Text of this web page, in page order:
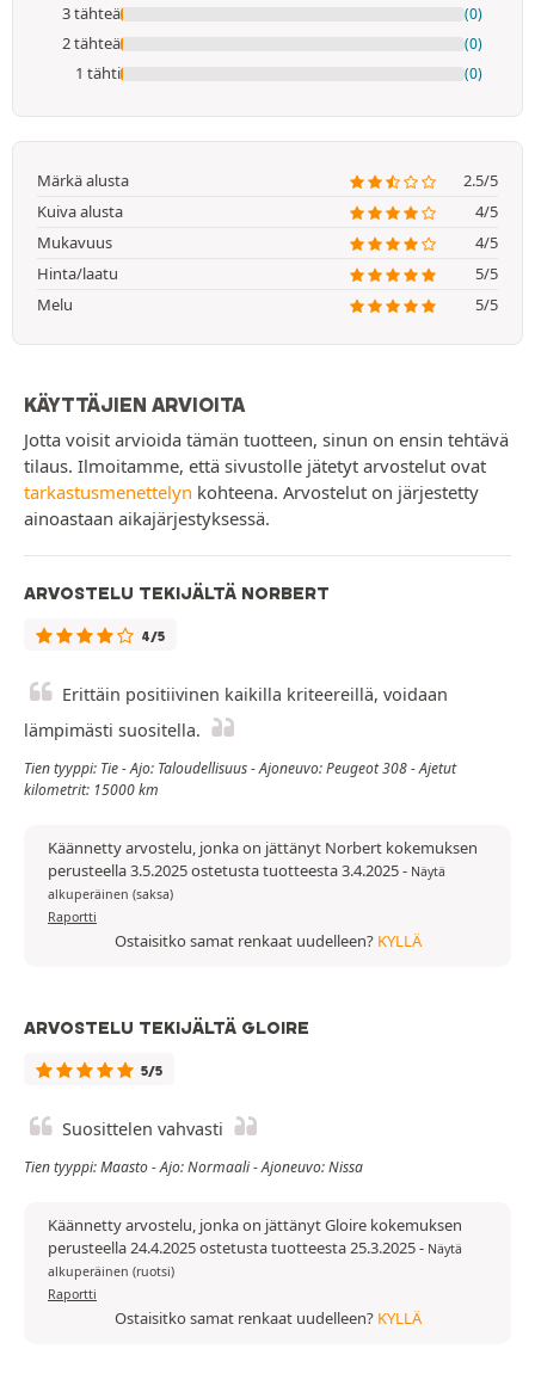
3 tähteä (0)
2 tähteä (0)
1 tähti (0)
Märkä alusta
2.5/5
Kuiva alusta
4/5
Mukavuus
4/5
Hinta/laatu
5/5
Melu
5/5
KÄYTTÄJIEN ARVIOITA
Jotta voisit arvioida tämän tuotteen, sinun on ensin tehtävä
tilaus. Ilmoitamme, että sivustolle jätetyt arvostelut ovat
tarkastusmenettelyn kohteena. Arvostelut on järjestetty
ainoastaan aikajärjestyksessä.
ARVOSTELU TEKIJÄLTÄ NORBERT
4/5
Erittäin positiivinen kaikilla kriteereillä, voidaan
lämpimästi suositella.
Tien tyyppi: Tie - Ajo: Taloudellisuus - Ajoneuvo: Peugeot 308 - Ajetut
kilometrit: 15000 km
Käännetty arvostelu, jonka on jättänyt Norbert kokemuksen
perusteella 3.5.2025 ostetusta tuotteesta 3.4.2025- Näytä
alkuperäinen (saksa)
Raportti
Ostaisitko samat renkaat uudelleen? KYLLÄ
ARVOSTELU TEKIJÄLTÄ GLOIRE
5/5
Suosittelen vahvasti
Tien tyyppi: Maasto - Ajo: Normaali - Ajoneuvo: Nissa
Käännetty arvostelu, jonka on jättänyt Gloire kokemuksen
perusteella 24.4.2025 ostetusta tuotteesta 25.3.2025- Näytä
alkuperäinen (ruotsi)
Raportti
Ostaisitko samat renkaat uudelleen? KYLLÄ